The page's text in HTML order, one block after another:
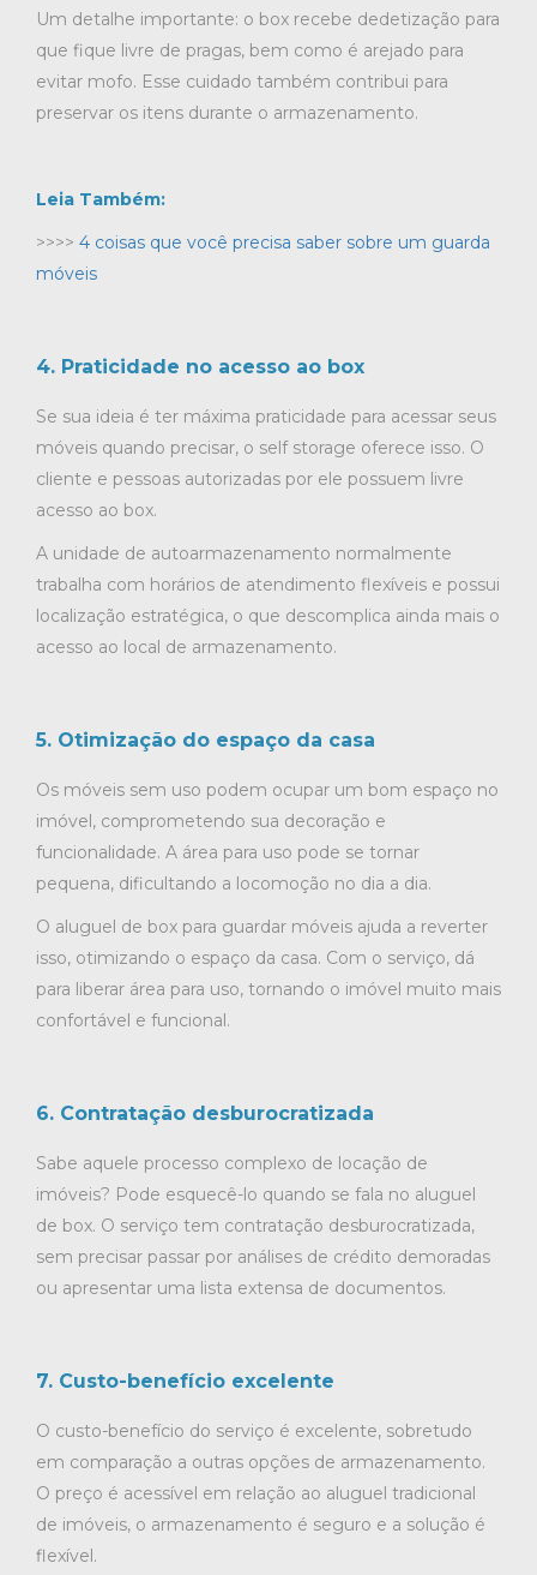
Um detalhe importante: o box recebe dedetização para
que fique livre de pragas, bem como é arejado para
evitar mofo. Esse cuidado também contribui para
preservar os itens durante o armazenamento.
Leia Também:
>>>> 4 coisas que você precisa saber sobre um guarda
móveis
4. Praticidade no acesso ao box
Se sua ideia é ter máxima praticidade para acessar seus
móveis quando precisar, o self storage oferece isso. O
cliente e pessoas autorizadas por ele possuem livre
acesso ao box.
A unidade de autoarmazenamento normalmente
trabalha com horários de atendimento flexíveis e possui
localização estratégica, o que descomplica ainda mais o
acesso ao local de armazenamento.
5. Otimização do espaço da casa
Os móveis sem uso podem ocupar um bom espaço no
imóvel, comprometendo sua decoração e
funcionalidade. A área para uso pode se tornar
pequena, dificultando a locomoção no dia a dia.
O aluguel de box para guardar móveis ajuda a reverter
isso, otimizando o espaço da casa. Com o serviço, dá
para liberar área para uso, tornando o imóvel muito mais
confortável e funcional.
6. Contratação desburocratizada
Sabe aquele processo complexo de locação de
imóveis? Pode esquecê-lo quando se fala no aluguel
de box. O serviço tem contratação desburocratizada,
sem precisar passar por análises de crédito demoradas
ou apresentar uma lista extensa de documentos.
7. Custo-benefício excelente
O custo-benefício do serviço é excelente, sobretudo
em comparação a outras opções de armazenamento.
O preço é acessível em relação ao aluguel tradicional
de imóveis, o armazenamento é seguro e a solução é
flexível.